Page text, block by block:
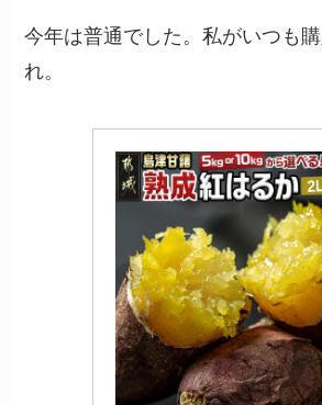
今年は普通でした。私がいつも
れ。